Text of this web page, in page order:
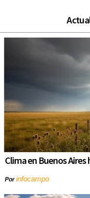
Clima en Buenos
Porinfocampo